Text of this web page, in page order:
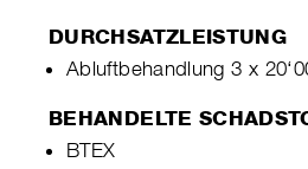
DURCHSATZLEISTUNG
Abluftbehandlung 3 x
BEHANDELTE
BTEX